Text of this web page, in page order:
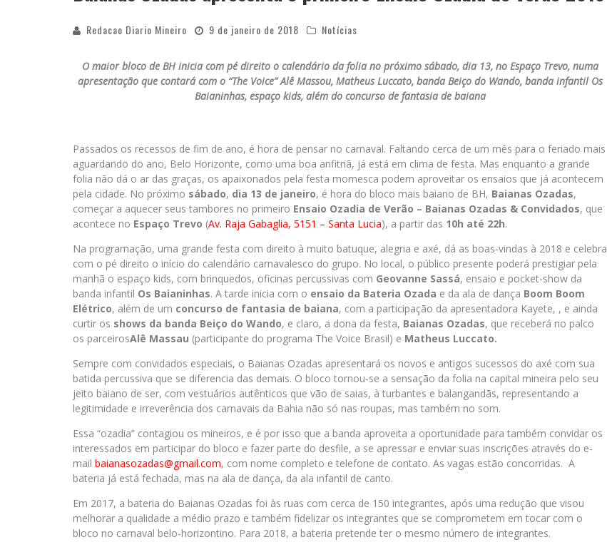
Redacao Diario Mineiro 9 de janeiro de 2018 Notícias
O maior bloco de BH inicia com pé direito o calendário da folia no próximo sábado, dia 13, no Espaço Trevo, numa
apresentação que contará com o “The Voice” Alê Massou, Matheus Luccato, banda Beiço do Wando, banda infantil Os
Baianinhas, espaço kids, além do concurso de fantasia de baiana
Passados os recessos de fim de ano, é hora de pensar no carnaval. Faltando cerca de um mês para o feriado mais
aguardando do ano, Belo Horizonte, como uma boa anfitriã, já está em clima de festa. Mas enquanto a grande
folia não dá o ar das graças, os apaixonados pela festa momesca podem aproveitar os ensaios que já acontecem
pela cidade. No próximo sábado, dia 13 de janeiro, é hora do bloco mais baiano de BH, Baianas Ozadas,
começar a aquecer seus tambores no primeiro Ensaio Ozadia de Verão – Baianas Ozadas & Convidados, que
acontece no Espaço Trevo (Av. Raja Gabaglia, 5151 – Santa Lucia), a partir das 10h até 22h.
Na programação, uma grande festa com direito à muito batuque, alegria e axé, dá as boas-vindas à 2018 e celebra
com o pé direito o início do calendário carnavalesco do grupo. No local, o público presente poderá prestigiar pela
manhã o espaço kids, com brinquedos, oficinas percussivas com Geovanne Sassá, ensaio e pocket-show da
banda infantil Os Baianinhas. A tarde inicia com o ensaio da Bateria Ozada e da ala de dança Boom Boom
Elétrico, além de um concurso de fantasia de baiana, com a participação da apresentadora Kayete, , e ainda
curtir os shows da banda Beiço do Wando, e claro, a dona da festa, Baianas Ozadas, que receberá no palco
os parceirosAlê Massau (participante do programa The Voice Brasil) e Matheus Luccato.
Sempre com convidados especiais, o Baianas Ozadas apresentará os novos e antigos sucessos do axé com sua
batida percussiva que se diferencia das demais. O bloco tornou-se a sensação da folia na capital mineira pelo seu
jeito baiano de ser, com vestuários autênticos que vão de saias, à turbantes e balangandãs, representando a
legitimidade e irreverência dos carnavais da Bahia não só nas roupas, mas também no som.
Essa “ozadia” contagiou os mineiros, e é por isso que a banda aproveita a oportunidade para também convidar os
interessados em participar do bloco e fazer parte do desfile, a se apressar e enviar suas inscrições através do e-
mail baianasozadas@gmail.com, com nome completo e telefone de contato. As vagas estão concorridas. A
bateria já está fechada, mas na ala de dança, da ala infantil de canto.
Em 2017, a bateria do Baianas Ozadas foi às ruas com cerca de 150 integrantes, após uma redução que visou
melhorar a qualidade a médio prazo e também fidelizar os integrantes que se comprometem em tocar com o
bloco no carnaval belo-horizontino. Para 2018, a bateria pretende ter o mesmo número de integrantes.